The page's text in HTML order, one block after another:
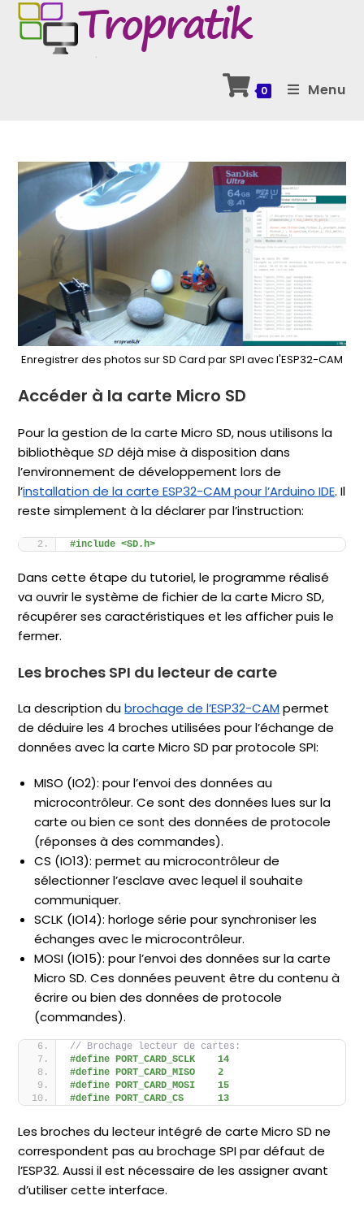
Skip
content
0 Menu
Enregistrer des photos sur SD Card par SPI avec l'ESP32-CAM
Accéder à la carte Micro SD
Pour la gestion de la carte Micro SD, nous utilisons la
bibliothèqueSDdéjà mise à disposition dans
l’environnement de développement lors de
l’installation de la carte ESP32-CAM pour l’Arduino IDE. Il
reste simplement à la déclarer par l’instruction:
#include <SD.h>
Dans cette étape du tutoriel, le programme réalisé
va ouvrir le système de fichier de la carte Micro SD,
récupérer ses caractéristiques et les afficher puis le
fermer.
Les broches SPI du lecteur de carte
La description dubrochage de l’ESP32-CAM permet
de déduire les 4 broches utilisées pour l’échange de
données avec la carte Micro SD par protocole SPI:
MISO (IO2): pour l’envoi des données au
microcontrôleur. Ce sont des données lues sur la
carte ou bien ce sont des données de protocole
(réponses à des commandes).
CS (IO13): permet au microcontrôleur de
sélectionner l’esclave avec lequel il souhaite
communiquer.
SCLK (IO14): horloge série pour synchroniser les
échanges avec le microcontrôleur.
MOSI (IO15): pour l’envoi des données sur la carte
Micro SD. Ces données peuvent être du contenu à
écrire ou bien des données de protocole
(commandes).
// Brochage lecteur de cartes:
#define PORT_CARD_SCLK    14
#define PORT_CARD_MISO    2
#define PORT_CARD_MOSI    15
#define PORT_CARD_CS      13
Les broches du lecteur intégré de carte Micro SD ne
correspondent pas au brochage SPI par défaut de
l’ESP32. Aussi il est nécessaire de les assigner avant
d’utiliser cette interface.